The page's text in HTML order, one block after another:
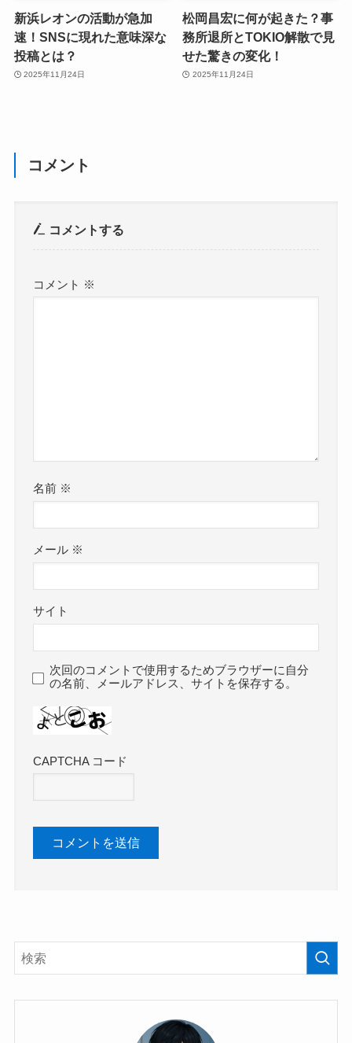
新浜レオンの活動が急加
速！SNSに現れた意味深な
投稿とは？
2025年11月24日
松岡昌宏に何が起きた？事
務所退所とTOKIO解散で見
せた驚きの変化！
2025年11月24日
コメント
コメントする
コメント ※
名前 ※
メール ※
サイト
次回のコメントで使用するためブラウザーに自分
の名前、メールアドレス、サイトを保存する。
CAPTCHA コード